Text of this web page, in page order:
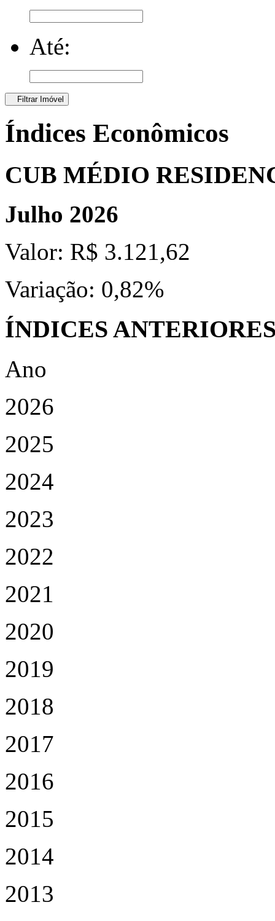
Até:
Filtrar Imóvel
Índices Econômicos
CUB MÉDIO
Julho 2026
Valor: R$ 3.121,62
Variação: 0,82%
ÍNDICES
Ano
2026
2025
2024
2023
2022
2021
2020
2019
2018
2017
2016
2015
2014
2013